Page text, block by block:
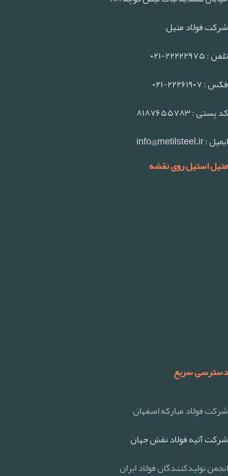
شرکت فولاد متیل
تلفن : ۲۲۲۲۲۹۷۵-۰۲۱
فکس : ۲۲۲۶۱۹۰۷-۰۲۱
کد پستی : ۸۱۸۷۶۵۵۷۸۳
ایمیل : info@metilsteel.ir
متیل استیل روی نقشه
دسترسی سریع
شرکت فولاد مبارکه اصفهان
شرکت آتیه فولاد نقش جهان
انجمن تولیدکنندگان فولاد ایران